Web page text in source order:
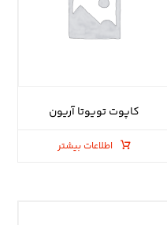
کاپوت تویوتا آریون
اطلاعات بیشتر